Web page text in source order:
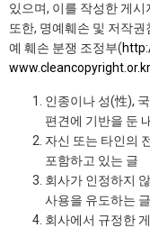
있으며, 이를 작성한 게
또한, 명예훼손 및 저작
예 훼손 분쟁 조정부(
www.cleancopyright.or.kr
인종이나 성(性),
편견에 기반을 둔
자신 또는 타인의
포함하고 있는 글
회사가 인정하지
사용을 유도하는 글
회사에서 규정한